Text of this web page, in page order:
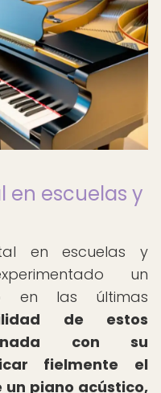
en escuelas y
en escuelas y
un
en las últimas
de estos
con su
fielmente el
un piano acústico,